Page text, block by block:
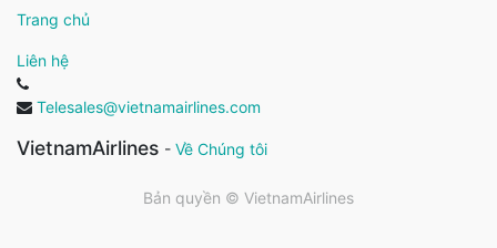
Trang chủ
Liên hệ
Telesales@vietnamairlines.com
VietnamAirlines - Về Chúng tôi
Bản quyền © VietnamAirlines